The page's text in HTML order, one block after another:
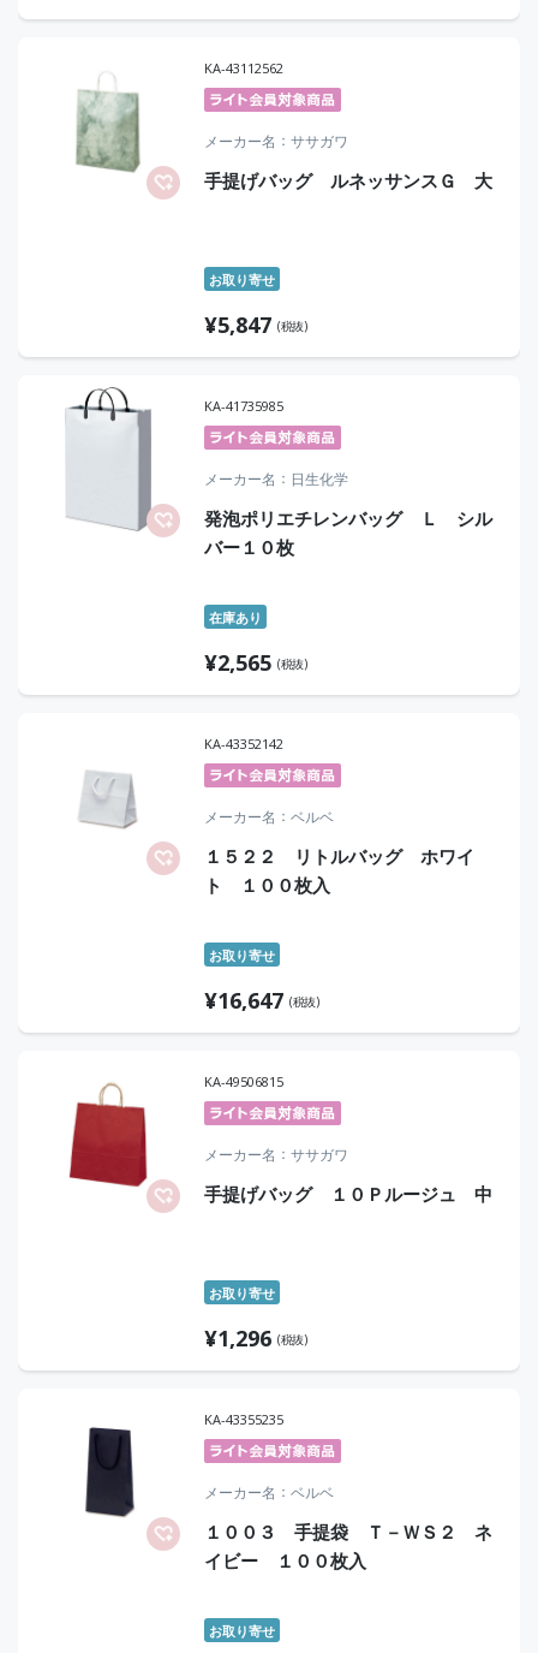
KA-43112562
メーカー名 ササガワ
手提げバッグ ルネッサンスＧ 大
お取り寄せ
¥5,847 (税抜)
KA-41735985
メーカー名 日生化学
発泡ポリエチレンバッグ Ｌ シル
バー１０枚
在庫あり
¥2,565 (税抜)
KA-43352142
メーカー名 ベルベ
１５２２ リトルバッグ ホワイ
ト １００枚入
お取り寄せ
¥16,647 (税抜)
KA-49506815
メーカー名 ササガワ
手提げバッグ １０Ｐルージュ 中
お取り寄せ
¥1,296 (税抜)
KA-43355235
メーカー名 ベルベ
１００３ 手提袋 Ｔ－ＷＳ２ ネ
イビー １００枚入
お取り寄せ